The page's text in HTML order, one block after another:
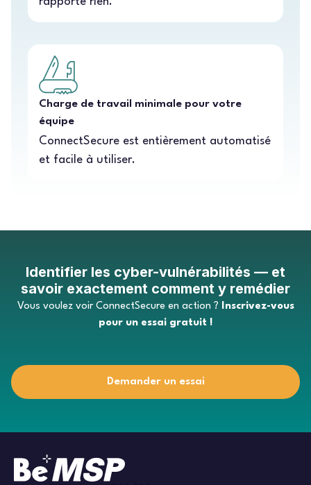
Charge de travail minimale pour votre
équipe
ConnectSecure est entièrement automatisé
et facile à utiliser.
Identifier les cyber-vulnérabilités — et
savoir exactement comment y remédier
Vous voulez voir ConnectSecure en action ? Inscrivez-vous
pour un essai gratuit !
Demander un essai